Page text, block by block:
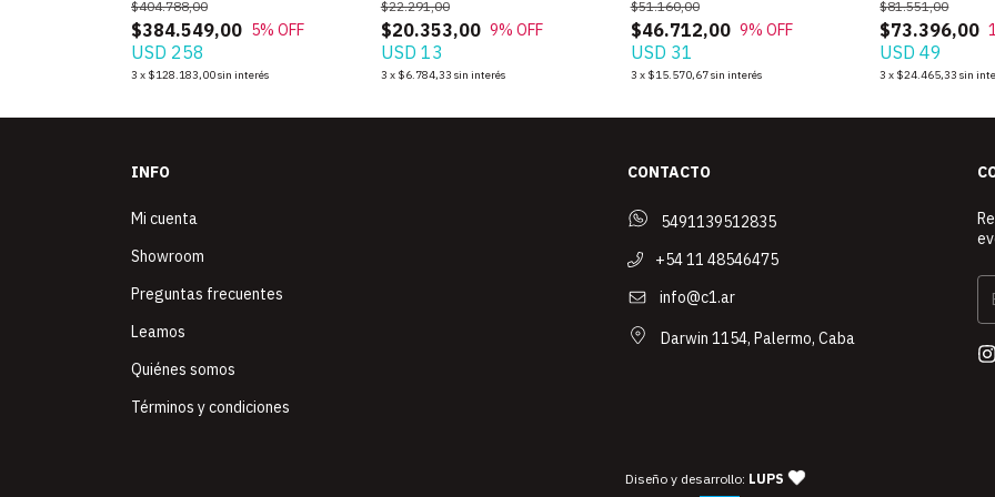
$384.549,00
$404.788,00
5% OFF
USD 258
3 x $128.183,00sin interés
$20.353,00
$22.291,00
9% OFF
USD 13
3 x $6.784,33 sin interés
$46.712,00
$51.160,00
9% OFF
USD 31
3 x $15.570,67sin interés
$73.396,00
$81.551,00
USD 49
3 x $24.465,33 sin
INFO
Mi cuenta
Showroom
Preguntas frecuentes
Leamos
Quiénes somos
Términos y condiciones
CONTACTO
5491139512835
+54 11 48546475
info@c1.ar
Darwin 1154, Palermo, Caba
Diseño y desarrollo: LUPS — agencia de diseño y desarrollo